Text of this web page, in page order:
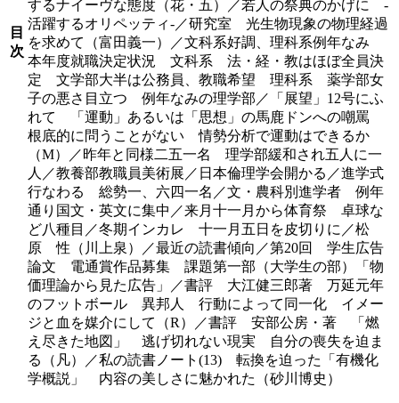
目
次
するナイーヴな態度（花・五）／若人の祭典のかげに -
活躍するオリペッティ-／研究室 光生物現象の物理経過
を求めて（富田義一）／文科系好調、理科系例年なみ
本年度就職決定状況 文科系 法・経・教はほぼ全員決
定 文学部大半は公務員、教職希望 理科系 薬学部女
子の悪さ目立つ 例年なみの理学部／「展望」12号にふ
れて 「運動」あるいは「思想」の馬鹿ドンへの嘲罵
根底的に問うことがない 情勢分析で運動はできるか
（M）／昨年と同様二五一名 理学部緩和され五人に一
人／教養部教職員美術展／日本倫理学会開かる／進学式
行なわる 総勢一、六四一名／文・農科別進学者 例年
通り国文・英文に集中／来月十一月から体育祭 卓球な
ど八種目／冬期インカレ 十一月五日を皮切りに／松
原 性（川上泉）／最近の読書傾向／第20回 学生広告
論文 電通賞作品募集 課題第一部（大学生の部）「物
価理論から見た広告」／書評 大江健三郎著 万延元年
のフットボール 異邦人 行動によって同一化 イメー
ジと血を媒介にして（R）／書評 安部公房・著 「燃
え尽きた地図」 逃げ切れない現実 自分の喪失を迫ま
る（凡）／私の読書ノート(13) 転換を迫った「有機化
学概説」 内容の美しさに魅かれた（砂川博史）